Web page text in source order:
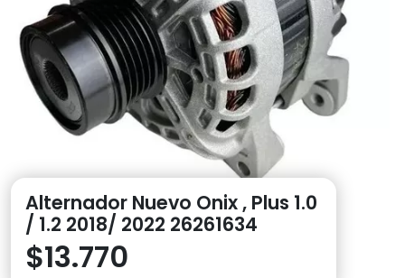
Alternador Nuevo Onix , Plus 1.0
/ 1.2 2018/ 2022 26261634
$13.770